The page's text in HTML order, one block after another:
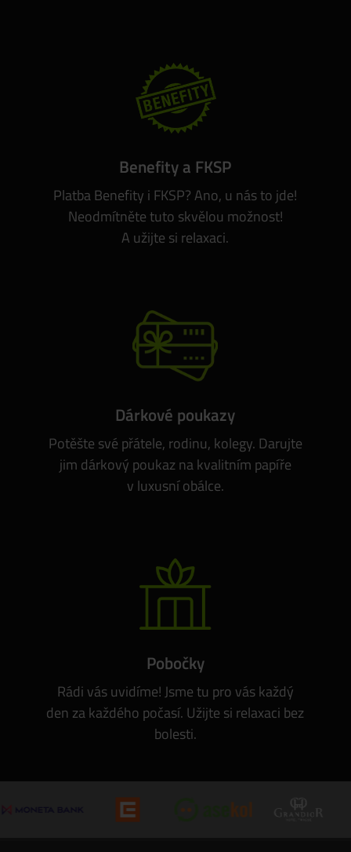
Benefity a FKSP
Platba Benefity i FKSP? Ano, u nás to jde!
Neodmítněte tuto skvělou možnost!
A užijte si relaxaci.
Dárkové poukazy
Potěšte své přátele, rodinu, kolegy. Darujte
jim dárkový poukaz na kvalitním papíře
v luxusní obálce.
Pobočky
Rádi vás uvidíme! Jsme tu pro vás každý
den za každého počasí. Užijte si relaxaci bez
bolesti.